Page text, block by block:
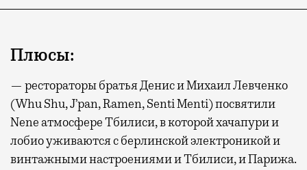
Плюсы:
— рестораторы братья Денис и Михаил Левченко
(Whu Shu, J’pan, Ramen, Sеnti Menti) посвятили
Nene атмосфере Тбилиси, в которой хачапури и
лобио уживаются с берлинской электроникой и
винтажными настроениями и Тбилиси, и Парижа.